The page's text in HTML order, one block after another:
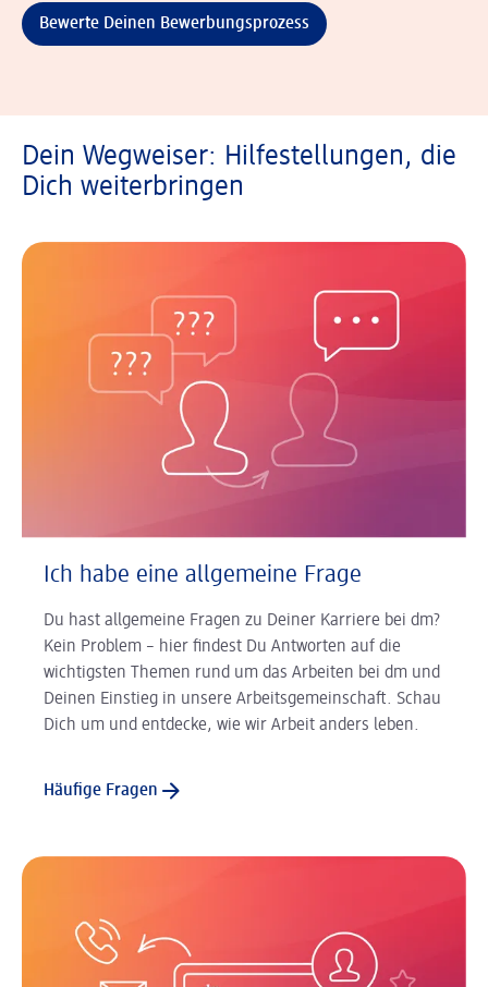
Bewerte Deinen Bewerbungsprozess
Dein Wegweiser: Hilfestellungen, die
Dich weiterbringen
Ich habe eine allgemeine Frage
Du hast allgemeine Fragen zu Deiner Karriere bei dm?
Kein Problem – hier findest Du Antworten auf die
wichtigsten Themen rund um das Arbeiten bei dm und
Deinen Einstieg in unsere Arbeitsgemeinschaft. Schau
Dich um und entdecke, wie wir Arbeit anders leben.
Häufige Fragen